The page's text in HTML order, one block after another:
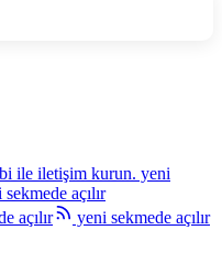
ile iletişim kurun. yeni
açılır
açılır
yeni sekmede açılır